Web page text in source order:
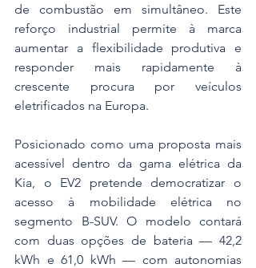
de combustão em simultâneo. Este
reforço industrial permite à marca
aumentar a flexibilidade produtiva e
responder mais rapidamente à
crescente procura por veículos
eletrificados na Europa.
Posicionado como uma proposta mais
acessível dentro da gama elétrica da
Kia, o EV2 pretende democratizar o
acesso à mobilidade elétrica no
segmento B-SUV. O modelo contará
com duas opções de bateria — 42,2
kWh e 61,0 kWh — com autonomias